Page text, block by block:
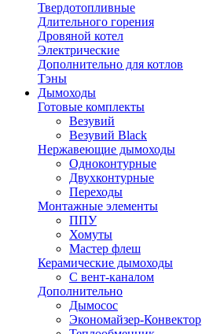
Твердотопливные
Длительного горения
Дровяной котел
Электрические
Дополнительно для котлов
Тэны
Дымоходы
Готовые комплекты
Везувий
Везувий Black
Нержавеющие дымоходы
Одноконтурные
Двухконтурные
Переходы
Монтажные элементы
ППУ
Хомуты
Мастер флеш
Керамические дымоходы
С вент-каналом
Дополнительно
Дымосос
Экономайзер-Конвектор